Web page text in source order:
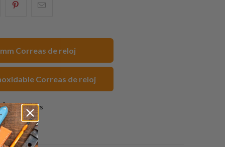
Compartir
friend
Correas de reloj
Correas de reloj
4 reviews